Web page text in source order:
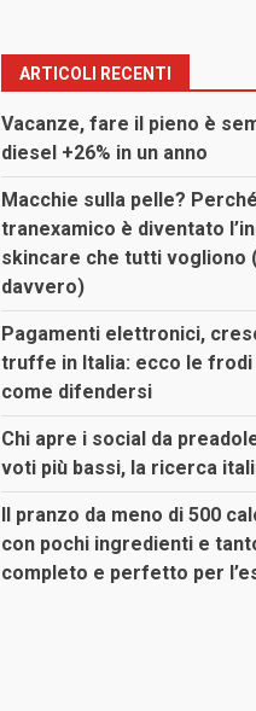
ARTICOLI RECENTI
Vacanze, fare il pieno è
diesel +26% in un anno
Macchie sulla pelle?
tranexamico è diventato
skincare che tutti vogliono
davvero)
Pagamenti elettronici,
truffe in Italia: ecco le
come difendersi
Chi apre i social da
voti più bassi, la ricerca
Il pranzo da meno di 500
con pochi ingredienti e
completo e perfetto per